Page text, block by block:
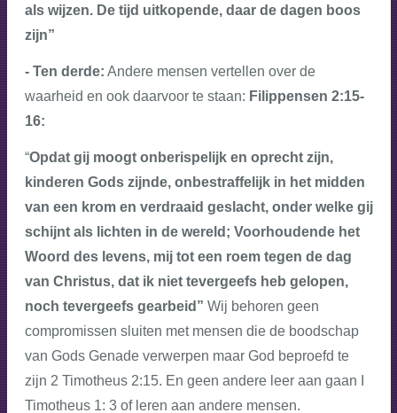
als wijzen. De tijd uitkopende, daar de dagen boos
zijn”
- Ten derde: Andere mensen vertellen over de
waarheid en ook daarvoor te staan: Filippensen 2:15-
16:
“Opdat gij moogt onberispelijk en oprecht zijn,
kinderen Gods zijnde, onbestraffelijk in het midden
van een krom en verdraaid geslacht, onder welke gij
schijnt als lichten in de wereld; Voorhoudende het
Woord des levens, mij tot een roem tegen de dag
van Christus, dat ik niet tevergeefs heb gelopen,
noch tevergeefs gearbeid” Wij behoren geen
compromissen sluiten met mensen die de boodschap
van Gods Genade verwerpen maar God beproefd te
zijn 2 Timotheus 2:15. En geen andere leer aan gaan I
Timotheus 1: 3 of leren aan andere mensen.